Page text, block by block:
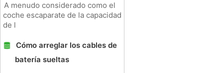
A menudo considerado como el
coche escaparate de la capacidad
de l
Cómo arreglar los cables de
batería sueltas